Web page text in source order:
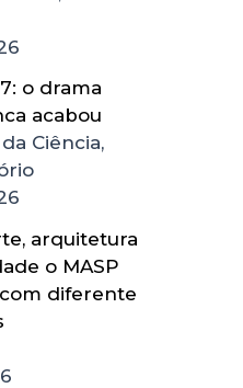
o drama
acabou
Ciência,
arquitetura
o MASP
diferente